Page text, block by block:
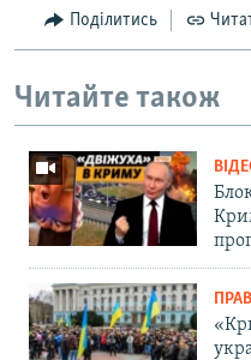
Поділитись
Читайте також